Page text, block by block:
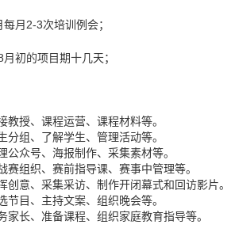
月2-3次培训例会；
初的项目期十几天；
教授、课程运营、课程材料等。
分组、了解学生、管理活动等。
公众号、海报制作、采集素材等。
赛组织、赛前指导课、赛事中管理等。
创意、采集采访、制作开闭幕式和回访影片。
节目、主持文案、组织晚会等。
家长、准备课程、组织家庭教育指导等。